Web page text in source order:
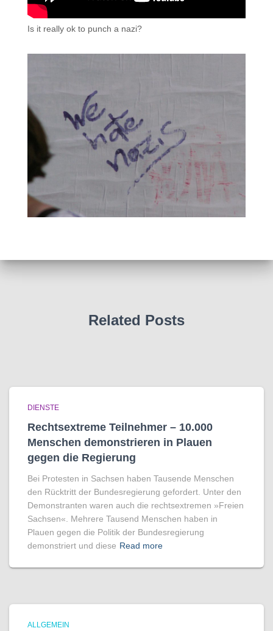
Is it really ok to punch a nazi?
Related Posts
DIENSTE
Rechtsextreme Teilnehmer – 10.000
Menschen demonstrieren in Plauen
gegen die Regierung
Bei Protesten in Sachsen haben Tausende Menschen
den Rücktritt der Bundesregierung gefordert. Unter den
Demonstranten waren auch die rechtsextremen »Freien
Sachsen«. Mehrere Tausend Menschen haben in
Plauen gegen die Politik der Bundesregierung
demonstriert und diese Read more
ALLGEMEIN